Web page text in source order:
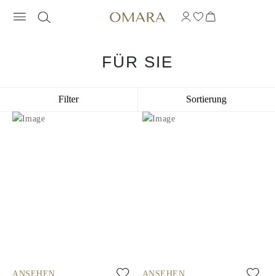
FÜR SIE
Filter Sortierung
ANSEHEN ANSEHEN